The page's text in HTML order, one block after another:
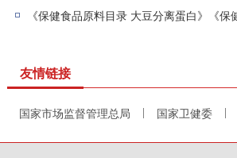
《保健食品原料目录 大豆分离蛋白》《
友情链接
国家市场监督管理总局 国家卫健委